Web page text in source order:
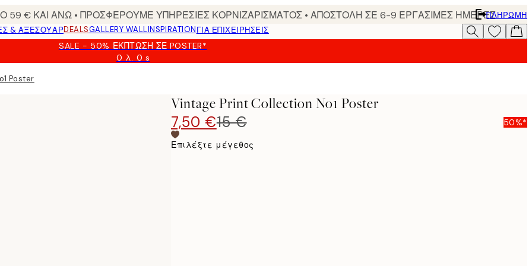
€ ΚΑΙ ΑΝΩ • ΠΡΟΣΦΕΡΟΥΜΕ ΥΠΗΡΕΣΙΕΣ ΚΟΡΝΙΖΑΡΙΣΜΑΤΟΣ • ΑΠΟΣΤΟΛΗ ΣΕ 6-9 ΕΡΓΑΣΙΜΕΣ ΗΜΕΡΕΣΠΛΗΡΩΜΉ
& ΑΞΕΣΟΥΆΡDEALSGALLERY WALLINSPIRATIONΓΙΑ ΕΠΙΧΕΙΡΗΣΕΙΣ
SALE - 50% ΈΚΠΤΩΣΗ ΣΕ POSTER*
0 λ. 0 s
Ισχύει
Poster
Vintage Print Collection No1 Poster
7,50 €15 € 50%*
Επιλέξτε μέγεθος